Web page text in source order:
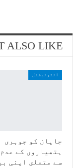
ALSO LIKE
انٹرنیشنل
جاپان کو جوہری
ہتھیاروں کے عدم
سے متعلق اپنی